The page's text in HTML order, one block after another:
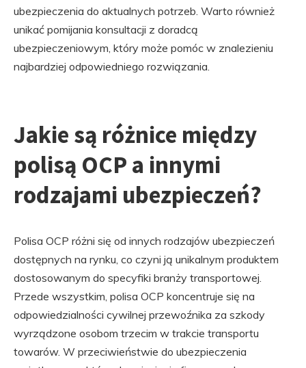
ubezpieczenia do aktualnych potrzeb. Warto również
unikać pomijania konsultacji z doradcą
ubezpieczeniowym, który może pomóc w znalezieniu
najbardziej odpowiedniego rozwiązania.
Jakie są różnice między
polisą OCP a innymi
rodzajami ubezpieczeń?
Polisa OCP różni się od innych rodzajów ubezpieczeń
dostępnych na rynku, co czyni ją unikalnym produktem
dostosowanym do specyfiki branży transportowej.
Przede wszystkim, polisa OCP koncentruje się na
odpowiedzialności cywilnej przewoźnika za szkody
wyrządzone osobom trzecim w trakcie transportu
towarów. W przeciwieństwie do ubezpieczenia